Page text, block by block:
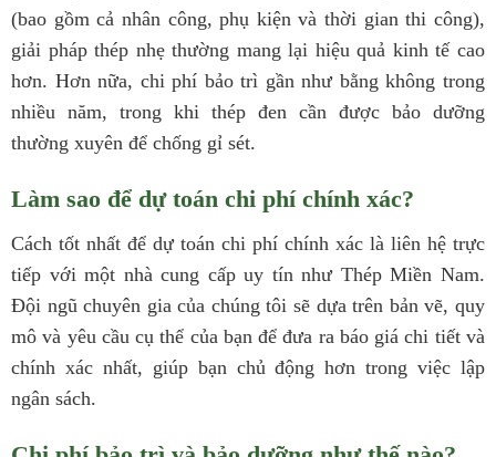
(bao gồm cả nhân công, phụ kiện và thời gian thi công),
giải pháp thép nhẹ thường mang lại hiệu quả kinh tế cao
hơn. Hơn nữa, chi phí bảo trì gần như bằng không trong
nhiều năm, trong khi thép đen cần được bảo dưỡng
thường xuyên để chống gỉ sét.
Làm sao để dự toán chi phí chính xác?
Cách tốt nhất để dự toán chi phí chính xác là liên hệ trực
tiếp với một nhà cung cấp uy tín như Thép Miền Nam.
Đội ngũ chuyên gia của chúng tôi sẽ dựa trên bản vẽ, quy
mô và yêu cầu cụ thể của bạn để đưa ra báo giá chi tiết và
chính xác nhất, giúp bạn chủ động hơn trong việc lập
ngân sách.